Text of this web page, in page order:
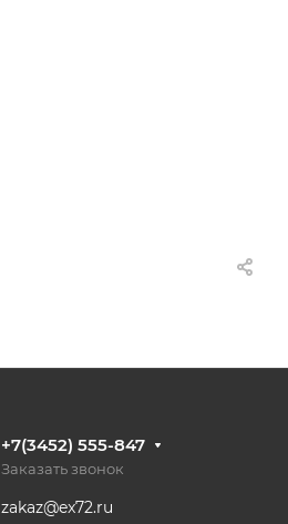
+7(3452) 555-847
Заказать звонок
zakaz@ex72.ru